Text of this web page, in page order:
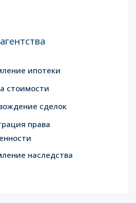
ипотеки
стоимости
сделок
права
наследства